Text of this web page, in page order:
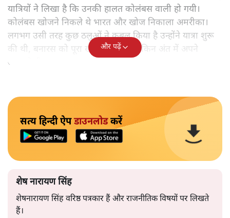
यात्रियों ने लिखा है कि उनकी हालत कोलंबस वाली हो गयी।
कोलंबस खोजने निकले थे भारत और खोज निकाला अमरीका।
लगभग उसी तरह कुछ ठलुओं ने कुबूल किया है उन्होंने यात्रा शुरू
की थी, बनारस को पूरा खोजने के लिए लेकिन अंत में अपने
आपको ही समझकर संतुष्ट हो गए।
और पढ़ें
सत्य हिन्दी ऐपडाउनलोडकरें
शेष नारायण सिंह
शेषनारायण सिंह वरिष्ठ पत्रकार हैं और राजनीतिक विषयों पर लिखते
हैं।